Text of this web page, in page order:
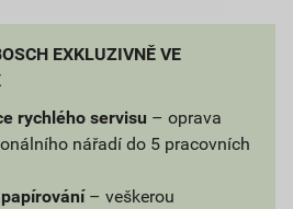
EXKLUZIVNĚ VE
rychlého servisu – oprava
nářadí do 5 pracovních
– veškerou